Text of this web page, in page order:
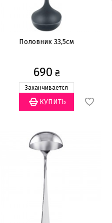
Половник 33,5cм
690 ₴
Заканчивается